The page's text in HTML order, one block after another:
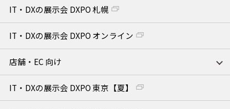
IT・DXの展示会 DXPO 札幌
IT・DXの展示会 DXPO オンライン
店舗・EC 向け
IT・DXの展示会 DXPO 東京【夏】